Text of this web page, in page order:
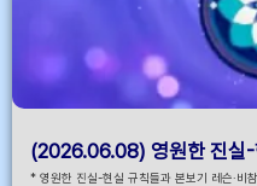
(2026.06.08) 영원한 진실
* 영원한 진실-현실 규칙들과 본보기 레슨·비